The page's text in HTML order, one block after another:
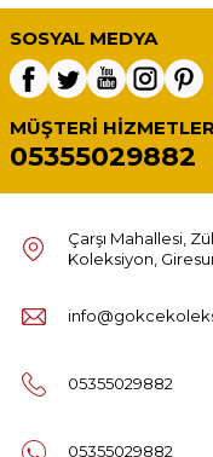
SOSYAL MEDYA
MÜŞTERI
05355029882
Çarşı Mahallesi,
Koleksiyon,
05355029882
05355029882